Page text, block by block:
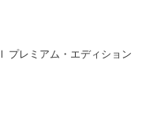
プレミアム・エディション